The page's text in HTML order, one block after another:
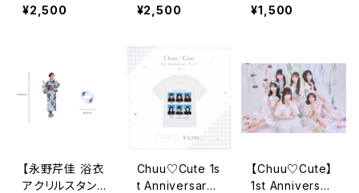
会チェキ【受注販
売】
¥2,500
【受注販売】
¥2,500
B 予約販売】
¥1,500
【永野芹佳 浴衣
アクリルスタンド
Chuu♡Cute 1s
t Anniversary
【Chuu♡Cute】
1st Anniversar